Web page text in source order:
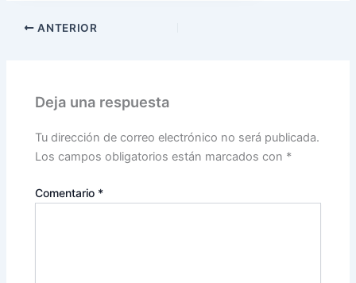
ANTERIOR
Deja una respuesta
Tu dirección de correo electrónico no será publicada.
Los campos obligatorios están marcados con *
Comentario *